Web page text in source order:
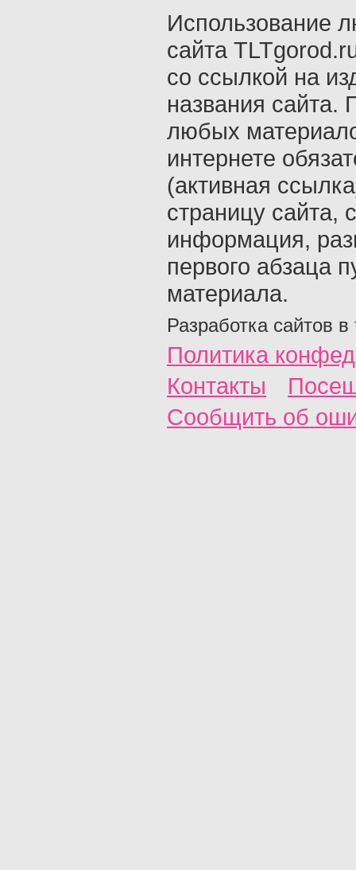
Использование
сайта
со ссылкой на
названия сайта.
любых
интернете
(активная
страницу сайта,
информация,
первого абзаца
материала.
Разработка сайтов в
Политика
Контакты
Сообщить об